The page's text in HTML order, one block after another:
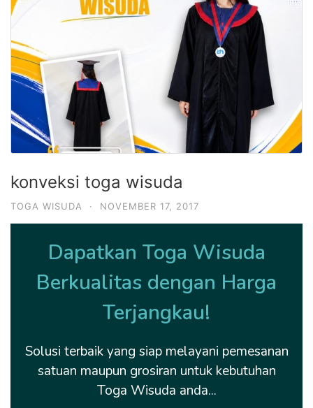
konveksi toga wisuda
TOGA WISUDA · NOVEMBER 17, 2017
Dapatkan Toga Wisuda
Berkualitas dengan Harga
Terjangkau!
Solusi terbaik yang siap melayani pemesanan
satuan maupun grosiran untuk kebutuhan
Toga Wisuda anda...